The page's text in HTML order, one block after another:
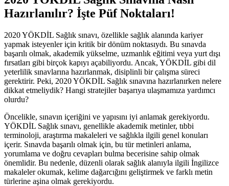
Hazırlanılır? İşte Püf Noktaları!
2020 YÖKDİL Sağlık sınavı, özellikle sağlık alanında kariyer
yapmak isteyenler için kritik bir dönüm noktasıydı. Bu sınavda
başarılı olmak, akademik yükselme, uzmanlık eğitimi veya yurt dışı
fırsatları gibi birçok kapıyı açabiliyordu. Ancak, YÖKDİL gibi dil
yeterlilik sınavlarına hazırlanmak, disiplinli bir çalışma süreci
gerektirir. Peki, 2020 YÖKDİL Sağlık sınavına hazırlanırken nelere
dikkat etmeliydik? Hangi stratejiler başarıya ulaşmamıza yardımcı
olurdu?
Öncelikle, sınavın içeriğini ve yapısını iyi anlamak gerekiyordu.
YÖKDİL Sağlık sınavı, genellikle akademik metinler, tıbbi
terminoloji, araştırma makaleleri ve sağlıkla ilgili genel konuları
içerir. Sınavda başarılı olmak için, bu tür metinleri anlama,
yorumlama ve doğru cevapları bulma becerisine sahip olmak
önemlidir. Bu nedenle, düzenli olarak sağlık alanıyla ilgili İngilizce
makaleler okumak, kelime dağarcığını geliştirmek ve farklı metin
türlerine aşina olmak gerekiyordu.